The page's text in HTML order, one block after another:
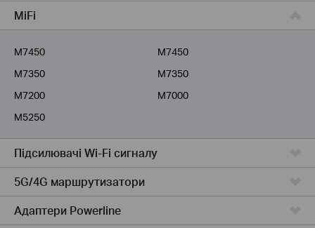
Для бiзнесу
Для інтернет-провайдерів
MiFi
M7450
M7450
M7350
M7350
M7200
M7000
M5250
Підсилювачi Wi-Fi сигналу
5G/4G маршрутизатори
Адаптери Powerline